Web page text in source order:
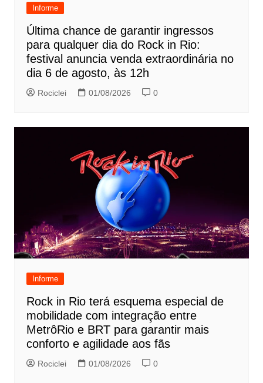
Informe
Última chance de garantir ingressos
para qualquer dia do Rock in Rio:
festival anuncia venda extraordinária no
dia 6 de agosto, às 12h
Rociclei 01/08/2026 0
Informe
Rock in Rio terá esquema especial de
mobilidade com integração entre
MetrôRio e BRT para garantir mais
conforto e agilidade aos fãs
Rociclei 01/08/2026 0